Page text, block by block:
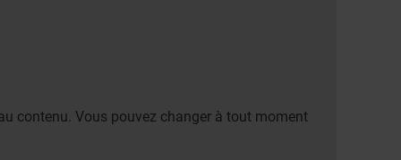
contenu. Vous pouvez changer à tout moment